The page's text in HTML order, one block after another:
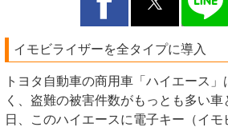
イモビライザーを全タイプに導入
トヨタ自動車の商用車「ハイエース
く、盗難の被害件数がもっとも多い
日、このハイエースに電子キー（イ